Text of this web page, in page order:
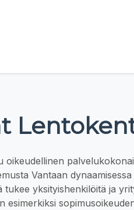
oikeudellinen
Vantaan
yksityishenkilöitä ja
esimerkiksi